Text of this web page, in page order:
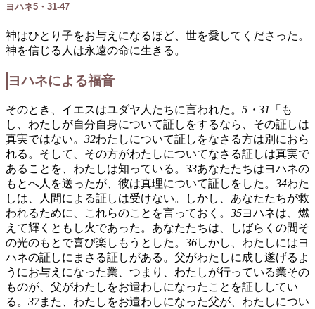
ヨハネ5・31-47
神はひとり子をお与えになるほど、世を愛してくださった。
神を信じる人は永遠の命に生きる。
ヨハネによる福音
そのとき、イエスはユダヤ人たちに言われた。 5・31 「も
し、わたしが自分自身について証しをするなら、その証しは
真実ではない。 32わたしについて証しをなさる方は別におら
れる。そして、その方がわたしについてなさる証しは真実で
あることを、わたしは知っている。 33あなたたちはヨハネの
もとへ人を送ったが、彼は真理について証しをした。 34わた
しは、人間による証しは受けない。しかし、あなたたちが救
われるために、これらのことを言っておく。 35ヨハネは、燃
えて輝くともし火であった。あなたたちは、しばらくの間そ
の光のもとで喜び楽しもうとした。 36しかし、わたしにはヨ
ハネの証しにまさる証しがある。父がわたしに成し遂げるよ
うにお与えになった業、つまり、わたしが行っている業その
ものが、父がわたしをお遣わしになったことを証ししてい
る。 37また、わたしをお遣わしになった父が、わたしについ